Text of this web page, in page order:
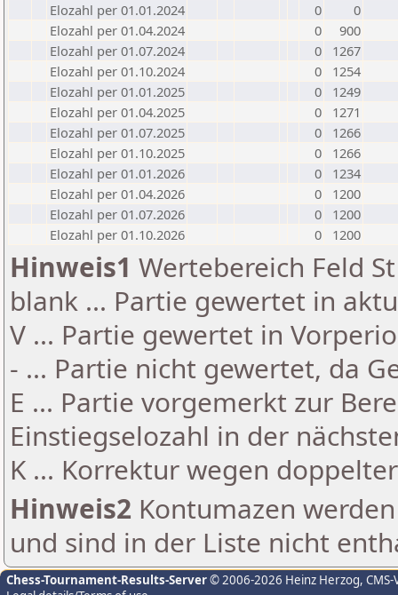
Elozahl per 01.01.2024
0
0
Elozahl per 01.04.2024
0
900
Elozahl per 01.07.2024
0
1267
Elozahl per 01.10.2024
0
1254
Elozahl per 01.01.2025
0
1249
Elozahl per 01.04.2025
0
1271
Elozahl per 01.07.2025
0
1266
Elozahl per 01.10.2025
0
1266
Elozahl per 01.01.2026
0
1234
Elozahl per 01.04.2026
0
1200
Elozahl per 01.07.2026
0
1200
Elozahl per 01.10.2026
0 1200
Hinweis1 Wertebereich Feld
blank ... Partie gewertet in
V ... Partie gewertet in
- ... Partie nicht gewertet, da
E ... Partie vorgemerkt zur
Einstiegselozahl in der
K ... Korrektur wegen
Hinweis2 Kontumazen
und sind in der Liste nicht
Chess-Tournament-Results-Server© 2006-2026 Heinz Herzog,